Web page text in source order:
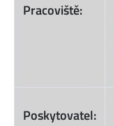
Pracoviště:
Poskytovatel: